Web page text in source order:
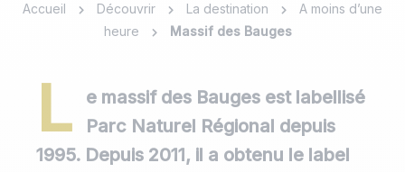
Accueil Découvrir La destination
A moins d’une
heure
Massif des Bauges
L
e massif des Bauges est labellisé
Parc Naturel Régional depuis
1995. Depuis 2011, il a obtenu le label